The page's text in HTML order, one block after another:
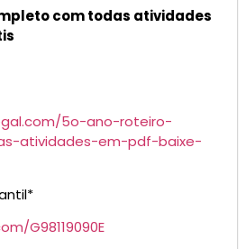
com todas atividades
5o-ano-roteiro-
atividades-em-pdf-baixe-
G98119090E